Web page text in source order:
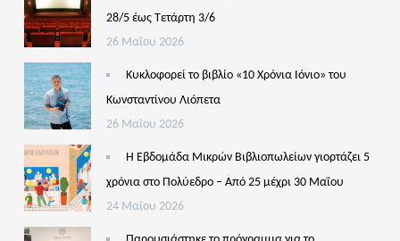
28/5 έως Τετάρτη 3/6
26 Μαΐου 2026
Κυκλοφορεί το βιβλίο «10 Χρόνια Ιόνιο» του
Κωνσταντίνου Λιόπετα
26 Μαΐου 2026
Η Εβδομάδα Μικρών Βιβλιοπωλείων γιορτάζει 5
χρόνια στο Πολύεδρο – Από 25 μέχρι 30 Μαΐου
24 Μαΐου 2026